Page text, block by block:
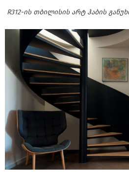
R312-ის თბილისის არტ ჰაბის